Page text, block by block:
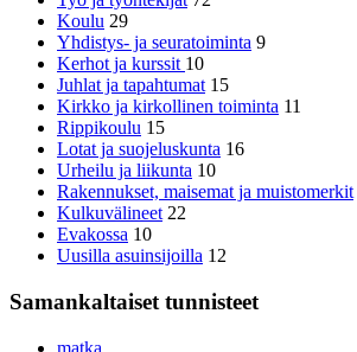
Koulu 29
Yhdistys- ja seuratoiminta 9
Kerhot ja kurssit 10
Juhlat ja tapahtumat 15
Kirkko ja kirkollinen toiminta 11
Rippikoulu 15
Lotat ja suojeluskunta 16
Urheilu ja liikunta 10
Rakennukset, maisemat ja muistomerkit
Kulkuvälineet 22
Evakossa 10
Uusilla asuinsijoilla 12
Samankaltaiset tunnisteet
matka